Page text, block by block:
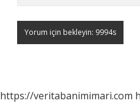
https://veritabanimimari.com